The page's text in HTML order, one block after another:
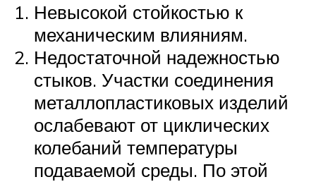
Невысокой стойкостью к
механическим влияниям.
Недостаточной надежностью
стыков. Участки соединения
металлопластиковых изделий
ослабевают от циклических
колебаний температуры
подаваемой среды. По этой